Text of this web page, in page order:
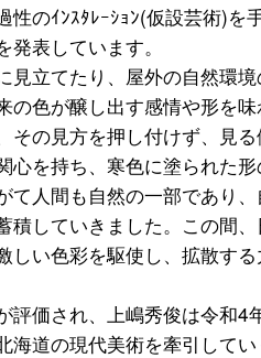
のｲﾝｽﾀﾚｰｼｮﾝ(仮設芸術)を
表しています。
立てたり、屋外の自然環
の色が醸し出す感情や形を
の見方を押し付けず、見
を持ち、寒色に塗られた
て人間も自然の一部であり
積していきました。この間
しい色彩を駆使し、拡散す
価され、上嶋秀俊は令和4
道の現代美術を牽引して